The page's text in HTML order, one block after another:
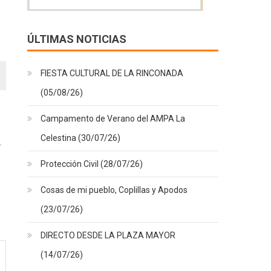
ÚLTIMAS NOTICIAS
FIESTA CULTURAL DE LA RINCONADA
(05/08/26)
Campamento de Verano del AMPA La
Celestina (30/07/26)
Protección Civil (28/07/26)
Cosas de mi pueblo, Coplillas y Apodos
(23/07/26)
DIRECTO DESDE LA PLAZA MAYOR
(14/07/26)